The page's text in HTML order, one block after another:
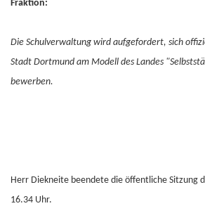
Fraktion:
Die Schulverwaltung wird aufgefordert, sich
Stadt Dortmund am Modell des Landes
bewerben.
Herr Diekneite beendete die öffentliche Sitzung
16.34 Uhr.